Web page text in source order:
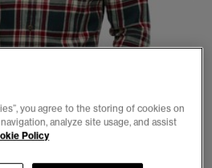
3 4
you agree to the storing of cookies on
analyze site usage, and assist
Policy